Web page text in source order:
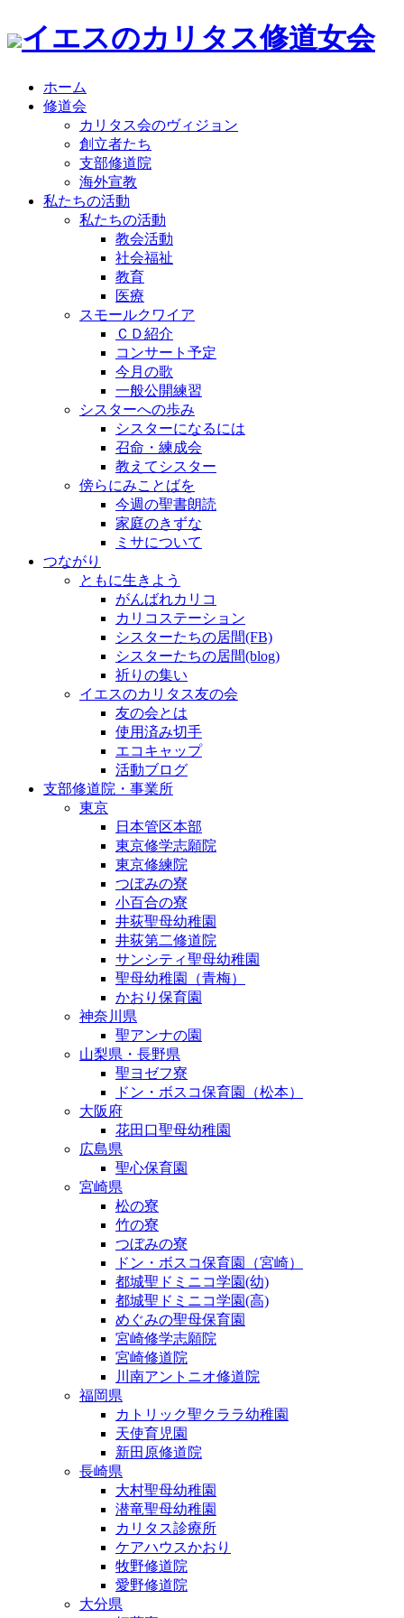
イエスのカリタス修道女会
ホーム
修道会
カリタス会のヴィジョン
創立者たち
支部修道院
海外宣教
私たちの活動
私たちの活動
教会活動
社会福祉
教育
医療
スモールクワイア
ＣＤ紹介
コンサート予定
今月の歌
一般公開練習
シスターへの歩み
シスターになるには
召命・練成会
教えてシスター
傍らにみことばを
今週の聖書朗読
家庭のきずな
ミサについて
つながり
ともに生きよう
がんばれカリコ
カリコステーション
シスターたちの居間(FB)
シスターたちの居間(blog)
祈りの集い
イエスのカリタス友の会
友の会とは
使用済み切手
エコキャップ
活動ブログ
支部修道院・事業所
東京
日本管区本部
東京修学志願院
東京修練院
つぼみの寮
小百合の寮
井荻聖母幼稚園
井荻第二修道院
サンシティ聖母幼稚園
聖母幼稚園（青梅）
かおり保育園
神奈川県
聖アンナの園
山梨県・長野県
聖ヨゼフ寮
ドン・ボスコ保育園（松本）
大阪府
花田口聖母幼稚園
広島県
聖心保育園
宮崎県
松の寮
竹の寮
つぼみの寮
ドン・ボスコ保育園（宮崎）
都城聖ドミニコ学園(幼)
都城聖ドミニコ学園(高)
めぐみの聖母保育園
宮崎修学志願院
宮崎修道院
川南アントニオ修道院
福岡県
カトリック聖クララ幼稚園
天使育児園
新田原修道院
長崎県
大村聖母幼稚園
潜竜聖母幼稚園
カリタス診療所
ケアハウスかおり
牧野修道院
愛野修道院
大分県